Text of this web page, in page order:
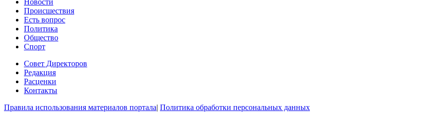
Новости
Происшествия
Есть вопрос
Политика
Общество
Спорт
Совет Директоров
Редакция
Расценки
Контакты
Правила использования материалов портала| Политика обработки персональных данных